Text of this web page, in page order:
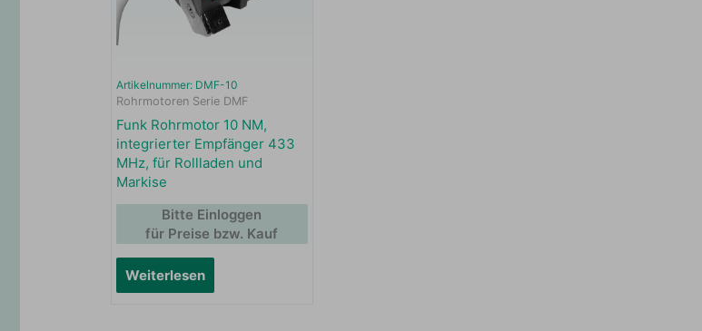
Artikelnummer: DMF-10
Rohrmotoren Serie DMF
Funk Rohrmotor 10 NM,
integrierter Empfänger 433
MHz, für Rollladen und
Markise
Weiterlesen
Bitte Einloggen
für Preise bzw. Kauf